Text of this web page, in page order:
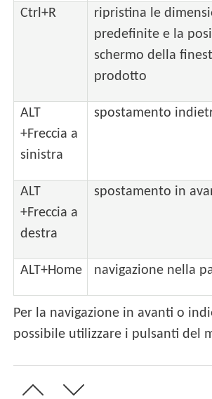
Ctrl+R
ripristina le
predefinite e la
schermo della
prodotto
ALT
+Freccia a
sinistra
spostamento
ALT
+Freccia a
destra
spostamento in
ALT+Home navigazione nella
Per la navigazione in avanti o
possibile utilizzare i pulsanti del